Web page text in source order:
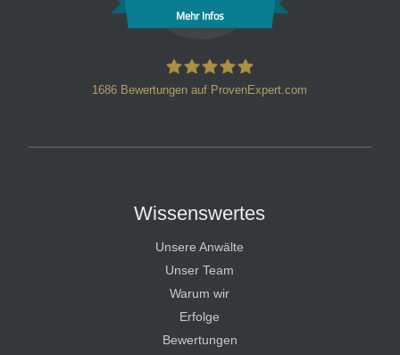
Mehr Infos
1686 Bewertungen auf ProvenExpert.com
Wissenswertes
Unsere Anwälte
Unser Team
Warum wir
Erfolge
Bewertungen